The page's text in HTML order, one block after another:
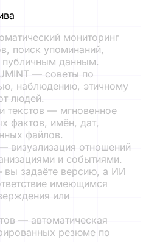
мониторинг
поиск упоминаний,
публичным данным.
— советы по
наблюдению, этичному
людей.
текстов — мгновенное
фактов, имён, дат,
файлов.
визуализация отношений
и событиями.
вы задаёте версию, а ИИ
имеющимся
или
— автоматическая
резюме по